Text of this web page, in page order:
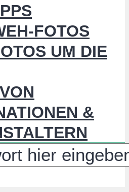
FOTOS
UM DIE
&